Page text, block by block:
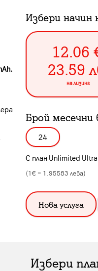
Избери начин
12.06
23.59
на лизинг
Брой месечни
24
С план Unlimited Ultra
(1€ = 1.95583 лева)
Нова услуга
Избери